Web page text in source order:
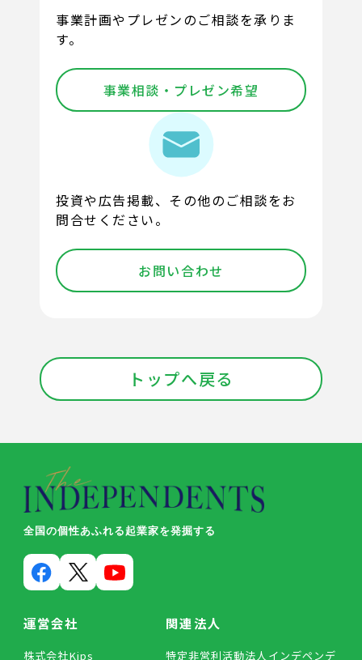
事業計画やプレゼンのご相談を承りま
す。
事業相談・プレゼン希望
投資や広告掲載、その他のご相談をお
問合せください。
お問い合わせ
トップへ戻る
全国の個性あふれる起業家を発掘する
運営会社
株式会社Kips
関連法人
特定非営利活動法人インデペンデ